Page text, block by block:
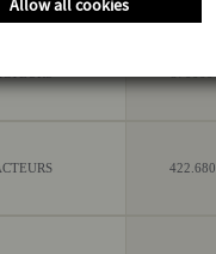
422.680